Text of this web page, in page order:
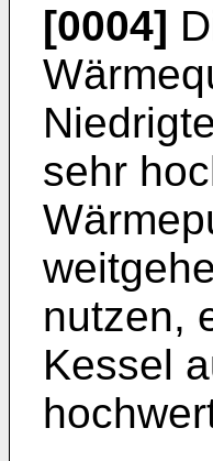
[0004]
sehr
nutzen,
Kessel